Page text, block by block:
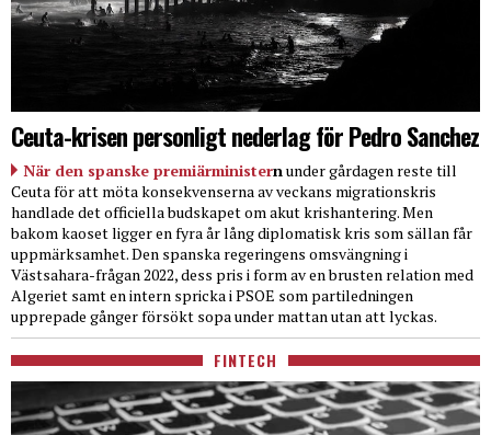
Ceuta-krisen personligt nederlag för Pedro Sanchez
När den spanske premiärministernunder gårdagen reste till
Ceuta för att möta konsekvenserna av veckans migrationskris
handlade det officiella budskapet om akut krishantering. Men
bakom kaoset ligger en fyra år lång diplomatisk kris som sällan får
uppmärksamhet. Den spanska regeringens omsvängning i
Västsahara-frågan 2022, dess pris i form av en brusten relation med
Algeriet samt en intern spricka i PSOE som partiledningen
upprepade gånger försökt sopa under mattan utan att lyckas.
FINTECH